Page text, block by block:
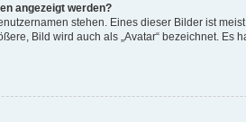
angezeigt werden?
stehen. Eines dieser Bilder ist
Bild wird auch als „Avatar“ bezeichnet.